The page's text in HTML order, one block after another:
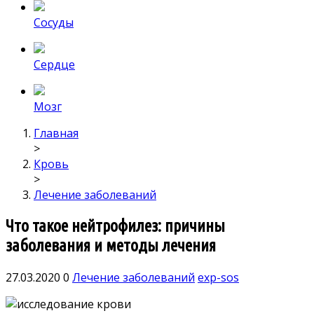
Сосуды
Сердце
Мозг
Главная
>
Кровь
>
Лечение заболеваний
Что такое нейтрофилез: причины
заболевания и методы лечения
27.03.2020 0 Лечение заболеваний exp-sos